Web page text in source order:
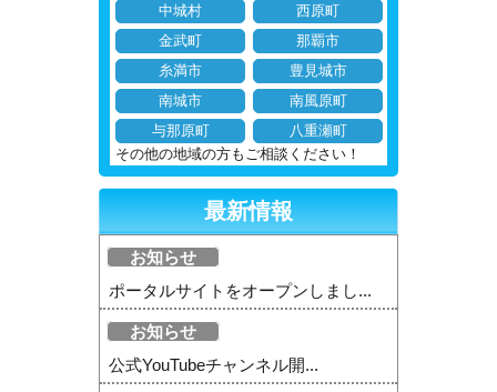
中城村
西原町
金武町
那覇市
糸満市
豊見城市
南城市
南風原町
与那原町
八重瀬町
その他の地域の方もご相談ください！
最新情報
お知らせ
ポータルサイトをオープンしまし...
お知らせ
公式YouTubeチャンネル開...